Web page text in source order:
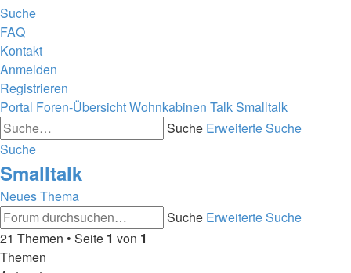
Suche
FAQ
Kontakt
Anmelden
Registrieren
Portal Foren-ÜbersichtWohnkabinen TalkSmalltalk
Suche Erweiterte Suche
Suche
Smalltalk
Neues Thema
Suche Erweiterte Suche
21 Themen • Seite 1 von 1
Themen